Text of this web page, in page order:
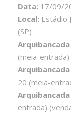
Data: 17/09/
Local: Estádio
(SP)
(meia-
20 (meia-
entrada)